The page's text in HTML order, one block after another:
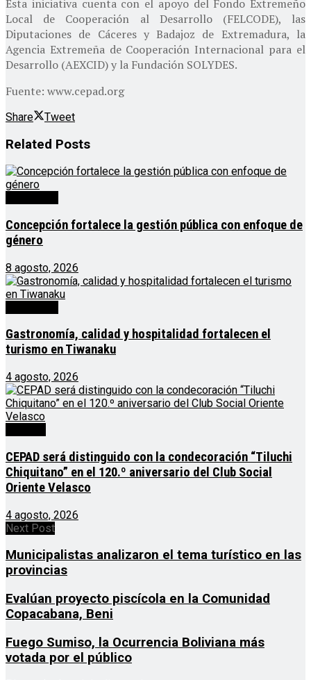
Esta iniciativa cuenta con el apoyo del Fondo Extremeño
Local de Cooperación al Desarrollo (FELCODE), las
Diputaciones de Cáceres y Badajoz de Extremadura, la
Agencia Extremeña de Cooperación Internacional para el
Desarrollo (AEXCID) y la Fundación SOLYDES.
Fuente: www.cepad.org
Share Tweet
Related Posts
Concepción fortalece la gestión pública con enfoque de
género
8 agosto, 2026
Gastronomía, calidad y hospitalidad fortalecen el
turismo en Tiwanaku
4 agosto, 2026
CEPAD será distinguido con la condecoración “Tiluchi
Chiquitano” en el 120.º aniversario del Club Social
Oriente Velasco
4 agosto, 2026
Next Post
Municipalistas analizaron el tema turístico en las
provincias
Evalúan proyecto piscícola en la Comunidad
Copacabana, Beni
Fuego Sumiso, la Ocurrencia Boliviana más
votada por el público